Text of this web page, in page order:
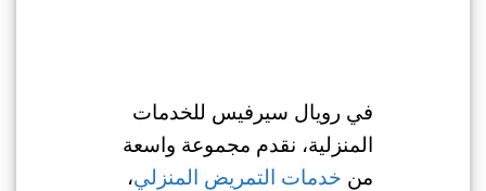
في رويال سيرفيس للخدمات
المنزلية، نقدم مجموعة واسعة
من خدمات التمريض المنزلي،